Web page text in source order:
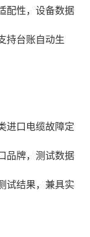
配性，设备数据
持台账自动生
进口电缆故障定
品牌，测试数据
试结果，兼具实